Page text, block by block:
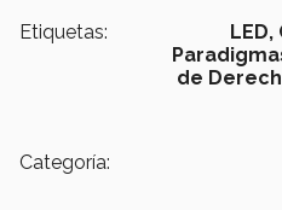
Etiquetas: LED,
de
Categoría: